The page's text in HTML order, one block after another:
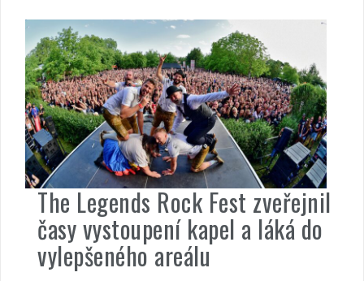
The Legends Rock Fest zveřejnil
časy vystoupení kapel a láká do
vylepšeného areálu